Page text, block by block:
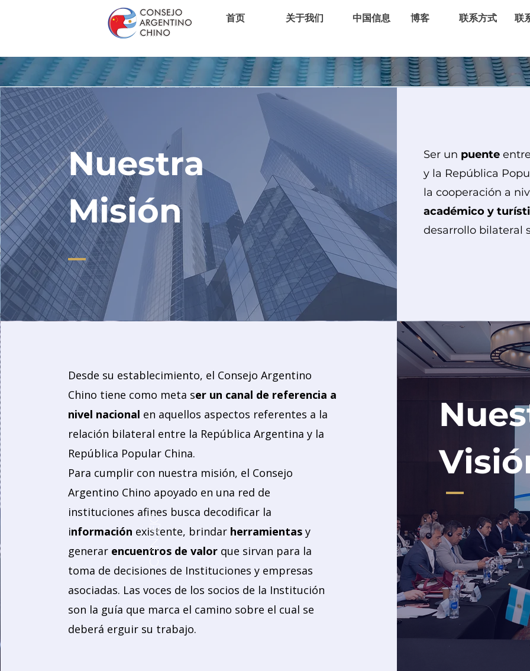
首页 关于我们 中国信息 博客 联系方式 联
YOUR
STORY GOES HERE
Nuestra
Misión
Ser un puente
y la República
la cooperación a
académico y
desarrollo bilateral
Desde su establecimiento, el Consejo Argentino
Chino tiene como meta ser un canal de referencia a
nivel nacional en aquellos aspectos referentes a la
relación bilateral entre la República Argentina y la
República Popular China.
Para cumplir con nuestra misión, el Consejo
Argentino Chino apoyado en una red de
instituciones afines busca decodificar la
información existente, brindar herramientas y
generar encuentros de valor que sirvan para la
toma de decisiones de Instituciones y empresas
asociadas. Las voces de los socios de la Institución
son la guía que marca el camino sobre el cual se
deberá erguir su trabajo.
CONSEJO